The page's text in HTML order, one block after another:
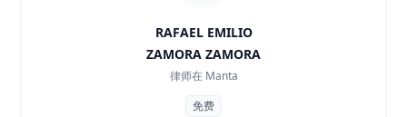
RAFAEL EMILIO
ZAMORA ZAMORA
律师在 Manta
免费